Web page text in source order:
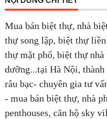
Cần thuê MBKD tại Phường
Cần thuê MBKD tại Phường
Mua bán biệt thự, nhà
thự song lập, biệt thự
thự mặt phố, biệt thự
dưỡng...tại Hà Nội,
râu bạc- chuyên gia tư
- mua bán biệt thự, nhà
penthouses, căn hộ sky